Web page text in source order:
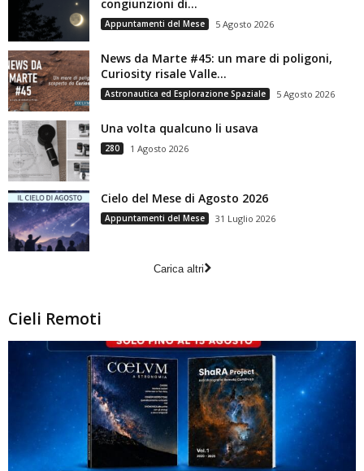
congiunzioni di...
Appuntamenti del Mese 5 Agosto 2026
News da Marte #45: un mare di poligoni,
Curiosity risale Valle...
Astronautica ed Esplorazione Spaziale 5 Agosto 2026
Una volta qualcuno li usava
280 1 Agosto 2026
Cielo del Mese di Agosto 2026
Appuntamenti del Mese 31 Luglio 2026
Carica altri
Cieli Remoti